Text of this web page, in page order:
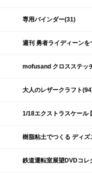
専用バインダー(31)
週刊 勇者ライディーン
mofusand クロスステッ
大人のレザークラフト
1/18エクストラスケール
樹脂粘土でつくる ディ
鉄道運転室展望DVDコレ